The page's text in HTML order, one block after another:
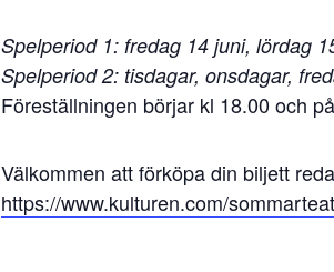
Spelperiod 1: fredag 14 juni, lördag
Spelperiod 2: tisdagar, onsdagar,
Föreställningen börjar kl 18.00 och
Välkommen att förköpa din biljett
https://www.kulturen.com/